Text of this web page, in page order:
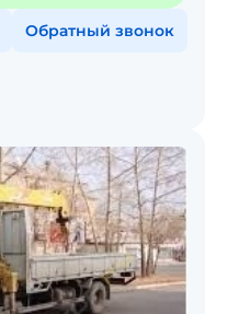
Обратный звонок